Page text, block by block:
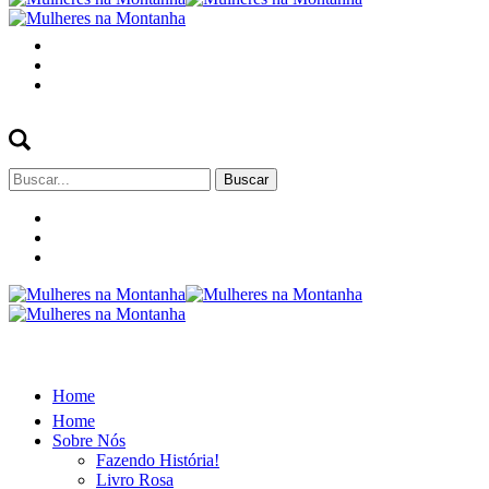
Buscar
por:
Home
Home
Sobre Nós
Fazendo História!
Livro Rosa